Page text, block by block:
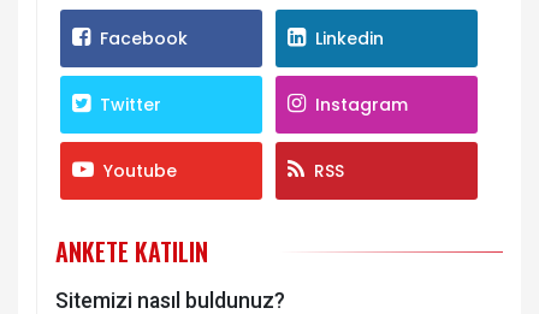
Facebook Linkedin
Twitter Instagram
Youtube RSS
ANKETE KATILIN
Sitemizi nasıl buldunuz?